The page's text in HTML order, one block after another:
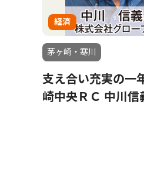
経済
茅ヶ崎・寒川
支え合い充実の
崎中央ＲＣ 中川信